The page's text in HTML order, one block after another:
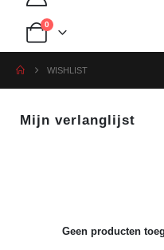
0
WISHLIST
Mijn verlanglijst
Geen producten